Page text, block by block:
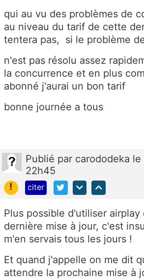
qui au vu des problèmes de
au niveau du tarif de cette
tentera pas, si le problème
n'est pas résolu assez
la concurrence et en plus
abonné j'aurai un bon tarif
bonne journée a tous
Publié par carododeka le
22h45
!
citer
Plus possible d'utiliser airplay
dernière mise à jour, c'est
m'en servais tous les jours !
Et quand j'appelle on me dit
attendre la prochaine mise à